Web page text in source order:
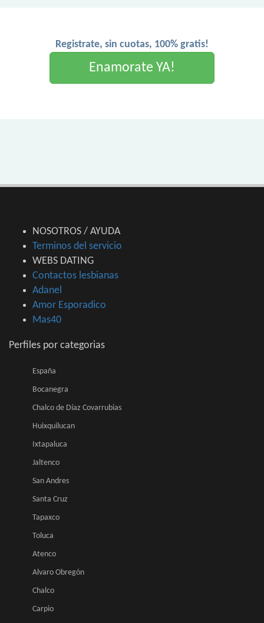
Registrate, sin cuotas, 100% gratis!
Enamorate YA!
NOSOTROS / AYUDA
Terminos del servicio
WEBS DATING
Contactos lesbianas
Adanel
Amor Esporadico
Mas40
Perfiles por categorias
España
Bocanegra
Chalco de Díaz Covarrubias
Huixquilucan
Ixtapaluca
Jaltenco
San Andres
Santa Cruz
Tapaxco
Toluca
Atenco
Alvaro Obregón
Chalco
Carpio